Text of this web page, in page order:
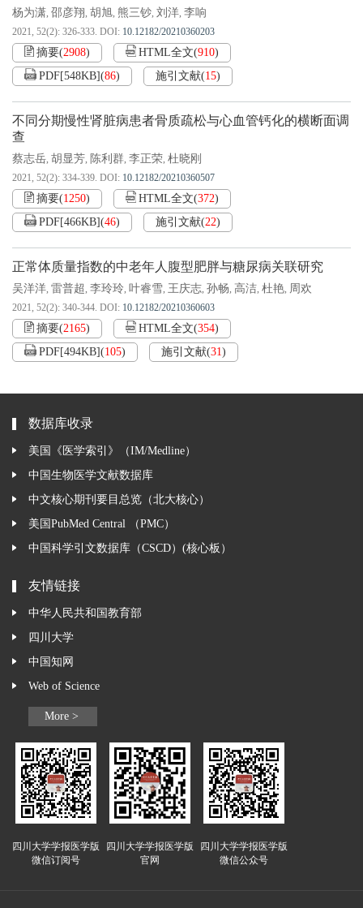
杨为潇, 邵彦翔, 胡旭, 熊三钞, 刘洋, 李响
2021, 52(2): 326-333. DOI: 10.12182/20210360203
摘要(2908) HTML全文(910)
PDF[548KB](86) 施引文献(15)
不同分期慢性肾脏病患者骨质疏松与心血管钙化的横断面调
查
蔡志岳, 胡显芳, 陈利群, 李正荣, 杜晓刚
2021, 52(2): 334-339. DOI: 10.12182/20210360507
摘要(1250) HTML全文(372)
PDF[466KB](46) 施引文献(22)
正常体质量指数的中老年人腹型肥胖与糖尿病关联研究
吴洋洋, 雷普超, 李玲玲, 叶睿雪, 王庆志, 孙畅, 高洁, 杜艳, 周欢
2021, 52(2): 340-344. DOI: 10.12182/20210360603
摘要(2165) HTML全文(354)
PDF[494KB](105) 施引文献(31)
数据库收录
美国《医学索引》（IM/Medline）
中国生物医学文献数据库
中文核心期刊要目总览（北大核心）
美国PubMed Central （PMC）
中国科学引文数据库（CSCD）(核心板）
友情链接
中华人民共和国教育部
四川大学
中国知网
Web of Science
More >
四川大学学报医学版
微信订阅号
四川大学学报医学版
官网
四川大学学报医学版
微信公众号